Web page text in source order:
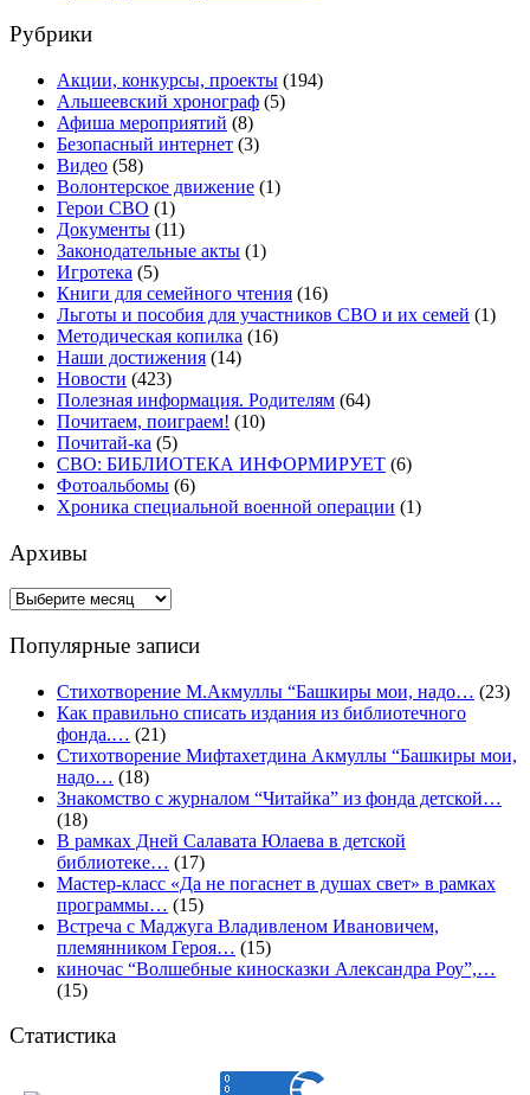
Рубрики
Акции, конкурсы, проекты (194)
Альшеевский хронограф (5)
Афиша мероприятий (8)
Безопасный интернет (3)
Видео (58)
Волонтерское движение (1)
Герои СВО (1)
Документы (11)
Законодательные акты (1)
Игротека (5)
Книги для семейного чтения (16)
Льготы и пособия для участников СВО и их семей (1)
Методическая копилка (16)
Наши достижения (14)
Новости (423)
Полезная информация. Родителям (64)
Почитаем, поиграем! (10)
Почитай-ка (5)
СВО: БИБЛИОТЕКА ИНФОРМИРУЕТ (6)
Фотоальбомы (6)
Хроника специальной военной операции (1)
Архивы
Архивы
Популярные записи
Стихотворение М.Акмуллы “Башкиры мои, надо… (23)
Как правильно списать издания из библиотечного
фонда.… (21)
Стихотворение Мифтахетдина Акмуллы “Башкиры мои,
надо… (18)
Знакомство с журналом “Читайка” из фонда детской…
(18)
В рамках Дней Салавата Юлаева в детской
библиотеке… (17)
Мастер-класс «Да не погаснет в душах свет» в рамках
программы… (15)
Встреча с Маджуга Владивленом Ивановичем,
племянником Героя… (15)
киночас “Волшебные киносказки Александра Роу”,…
(15)
Статистика